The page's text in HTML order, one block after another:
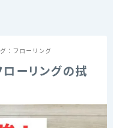
：フローリング
ローリングの拭